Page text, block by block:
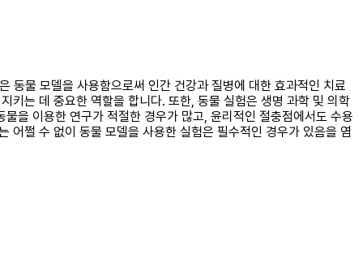
동물 모델을 사용함으로써 인간 건강과 질병에 대한 효과적인 치료
키는 데 중요한 역할을 합니다. 또한, 동물 실험은 생명 과학 및 의학
을 이용한 연구가 적절한 경우가 많고, 윤리적인 절충점에서도 수용
어쩔 수 없이 동물 모델을 사용한 실험은 필수적인 경우가 있음을 염